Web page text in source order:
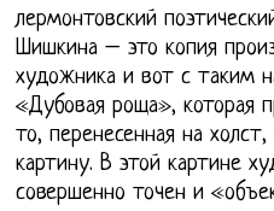
лермонтовский
Шишкина – это копия
художника и вот с таким
«Дубовая роща», которая
то, перенесенная на
картину. В этой картине
совершенно точен и